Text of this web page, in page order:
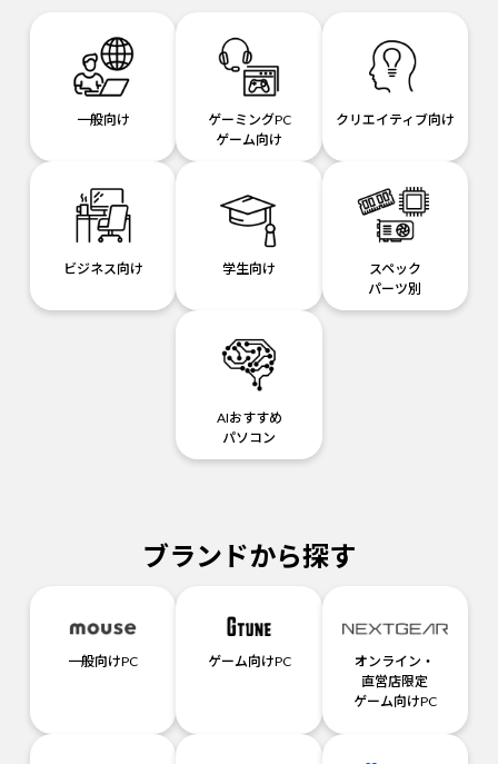
一般向け
ゲーミングPC
ゲーム向け
クリエイティブ向け
ビジネス向け 学生向け
スペック
パーツ別
AIおすすめ
パソコン
ブランドから探す
一般向けPC ゲーム向けPC
オンライン・
直営店限定
ゲーム向けPC